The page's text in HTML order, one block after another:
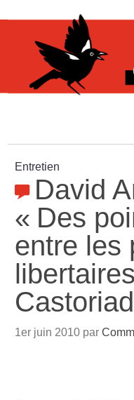
Entretien
David
« Des
entre les
1er juin 2010 par